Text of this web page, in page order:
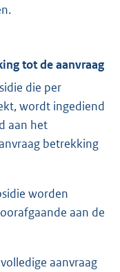
tot de aanvraag
die per
wordt ingediend
aan het
betrekking
worden
aan de
aanvraag